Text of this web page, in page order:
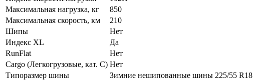
Максимальная нагрузка, кг
850
Максимальная скорость, км
210
Шипы
Нет
Индекс XL
Да
RunFlat
Нет
Cargo (Легкогрузовые, кат. С) Нет
Типоразмер шины
Зимние нешипованные шины 225/55 R18